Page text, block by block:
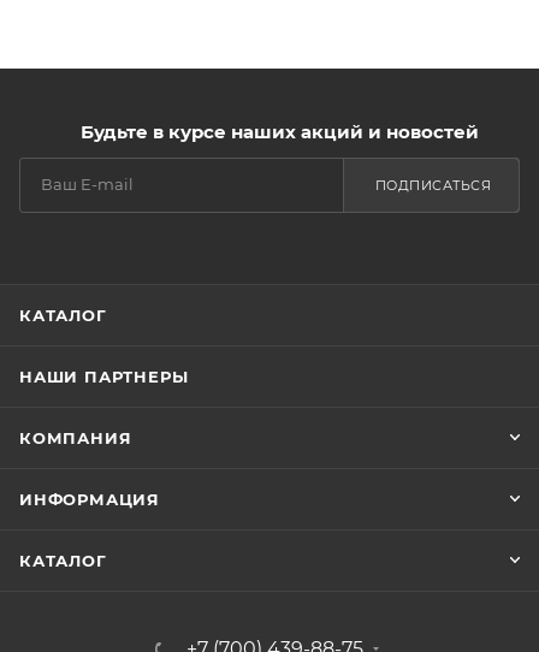
Будьте в курсе наших акций и новостей
ПОДПИСАТЬСЯ
КАТАЛОГ
НАШИ ПАРТНЕРЫ
КОМПАНИЯ
ИНФОРМАЦИЯ
КАТАЛОГ